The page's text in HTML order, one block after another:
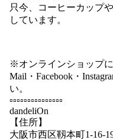
只今、コーヒーカップ
しています。
※オンラインショップ
Mail・Facebook・
い。
▫️▫️▫️▫️▫️▫️▫️▫️▫️▫️▫️▫️▫️▫️▫️
dandeliOn
【住所】
大阪市西区靱本町1-16-